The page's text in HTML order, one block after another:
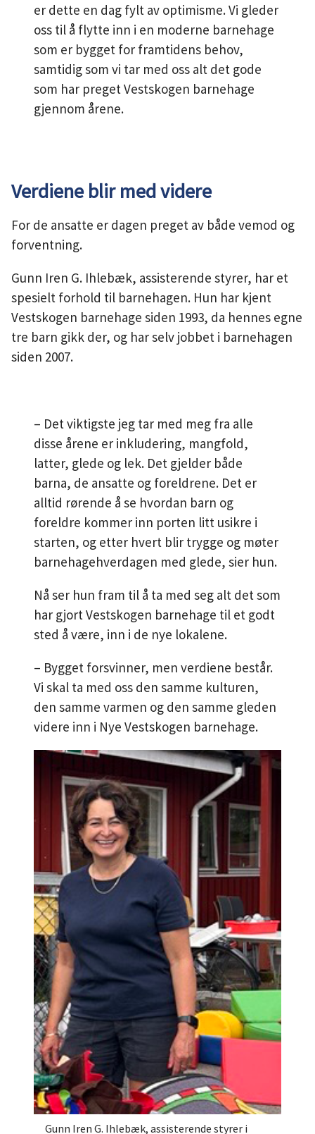
er dette en dag fylt av optimisme. Vi gleder
oss til å flytte inn i en moderne barnehage
som er bygget for framtidens behov,
samtidig som vi tar med oss alt det gode
som har preget Vestskogen barnehage
gjennom årene.
Verdiene blir med videre
For de ansatte er dagen preget av både vemod og
forventning.
Gunn Iren G. Ihlebæk, assisterende styrer, har et
spesielt forhold til barnehagen. Hun har kjent
Vestskogen barnehage siden 1993, da hennes egne
tre barn gikk der, og har selv jobbet i barnehagen
siden 2007.
– Det viktigste jeg tar med meg fra alle
disse årene er inkludering, mangfold,
latter, glede og lek. Det gjelder både
barna, de ansatte og foreldrene. Det er
alltid rørende å se hvordan barn og
foreldre kommer inn porten litt usikre i
starten, og etter hvert blir trygge og møter
barnehagehverdagen med glede, sier hun.
Nå ser hun fram til å ta med seg alt det som
har gjort Vestskogen barnehage til et godt
sted å være, inn i de nye lokalene.
– Bygget forsvinner, men verdiene består.
Vi skal ta med oss den samme kulturen,
den samme varmen og den samme gleden
videre inn i Nye Vestskogen barnehage.
Gunn Iren G. Ihlebæk, assisterende styrer i